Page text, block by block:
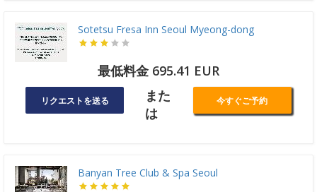
Sotetsu Fresa Inn Seoul Myeong-dong
最低料金 695.41 EUR
リクエストを送る
また
は
今すぐご予約
Banyan Tree Club & Spa Seoul